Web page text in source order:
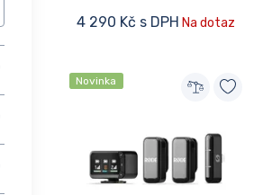
4 290 Kč s DPH Na dotaz
Novinka